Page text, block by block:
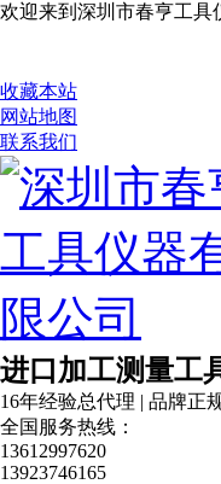
欢迎来到深圳市春亨工具
收藏本站
网站地图
联系我们
进口加工测量工
16年经验总代理 | 品牌正
全国服务热线：
13612997620
13923746165